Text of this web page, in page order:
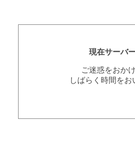
現在サーバ
ご迷惑をおか
しばらく時間を